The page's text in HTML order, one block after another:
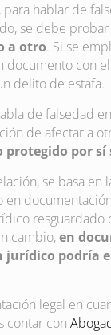
hablar de
se debe
a otro. Si se
documento con
delito de estafa.
de falsedad
de afectar a
por sí
se basa en
en
resguardado
cambio,en
jurídico podría
legal en
contar con